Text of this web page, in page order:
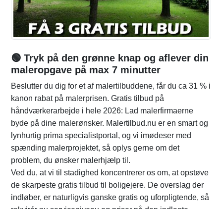
🟢 Tryk på den grønne knap og aflever din
maleropgave på max 7 minutter
Beslutter du dig for et af malertilbuddene, får du ca 31 % i
kanon rabat på malerprisen. Gratis tilbud på
håndværkerarbejde i hele 2026: Lad malerfirmaerne
byde på dine malerønsker. Malertilbud.nu er en smart og
lynhurtig prima specialistportal, og vi imødeser med
spænding malerprojektet, så oplys gerne om det
problem, du ønsker malerhjælp til.
Ved du, at vi til stadighed koncentrerer os om, at opstøve
de skarpeste gratis tilbud til boligejere. De overslag der
indløber, er naturligvis ganske gratis og uforpligtende, så